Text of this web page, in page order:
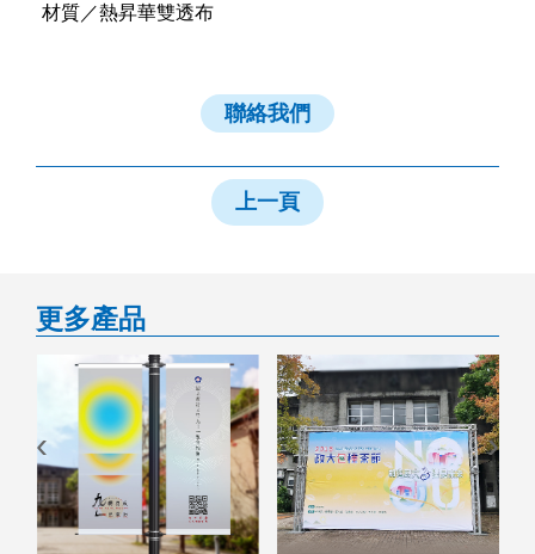
材質／熱昇華雙透布
聯絡我們
上一頁
更多產品
‹ ›